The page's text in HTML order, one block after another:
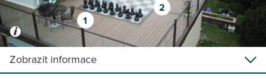
1
2
Zobrazit informace